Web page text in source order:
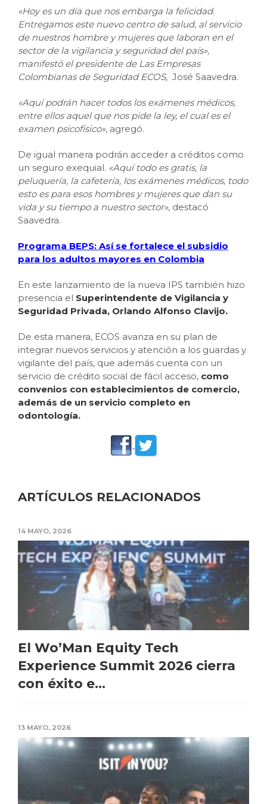
«Hoy es un día que nos embarga la felicidad.
Entregamos este nuevo centro de salud, al servicio
de nuestros hombre y mujeres que laboran en el
sector de la vigilancia y seguridad del país»,
manifestó el presidente de Las Empresas
Colombianas de Seguridad ECOS, José Saavedra.
«Aquí podrán hacer todos los exámenes médicos,
entre ellos aquel que nos pide la ley, el cual es el
examen psicofísico», agregó.
De igual manera podrán acceder a créditos como
un seguro exequial. «Aquí todo es gratis, la
peluquería, la cafetería, los exámenes médicos, todo
esto es para esos hombres y mujeres que dan su
vida y su tiempo a nuestro sector», destacó
Saavedra.
Programa BEPS: Así se fortalece el subsidio
para los adultos mayores en Colombia
En este lanzamiento de la nueva IPS también hizo
presencia el Superintendente de Vigilancia y
Seguridad Privada, Orlando Alfonso Clavijo.
De esta manera, ECOS avanza en su plan de
integrar nuevos servicios y atención a los guardas y
vigilante del país, que además cuenta con un
servicio de crédito social de fácil acceso, como
convenios con establecimientos de comercio,
además de un servicio completo en
odontología.
ARTÍCULOS RELACIONADOS
14 MAYO, 2026
El Wo’Man Equity Tech
Experience Summit 2026 cierra
con éxito e...
13 MAYO, 2026